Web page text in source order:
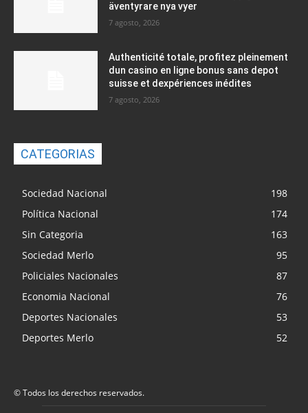
äventyrare nya vyer
7 agosto, 2026
Authenticité totale, profitez pleinement
dun casino en ligne bonus sans depot
suisse et dexpériences inédites
7 agosto, 2026
CATEGORIAS
Sociedad Nacional
198
Política Nacional
174
Sin Categoria
163
Sociedad Merlo
95
Policiales Nacionales
87
Economia Nacional
76
Deportes Nacionales
53
Deportes Merlo
52
© Todos los derechos reservados.